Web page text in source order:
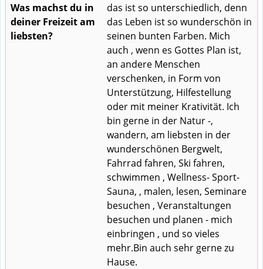
Was machst du in
deiner Freizeit am
liebsten?
das ist so unterschiedlich, denn
das Leben ist so wunderschön in
seinen bunten Farben. Mich
auch , wenn es Gottes Plan ist,
an andere Menschen
verschenken, in Form von
Unterstützung, Hilfestellung
oder mit meiner Krativität. Ich
bin gerne in der Natur -,
wandern, am liebsten in der
wunderschönen Bergwelt,
Fahrrad fahren, Ski fahren,
schwimmen , Wellness- Sport-
Sauna, , malen, lesen, Seminare
besuchen , Veranstaltungen
besuchen und planen - mich
einbringen , und so vieles
mehr.Bin auch sehr gerne zu
Hause.